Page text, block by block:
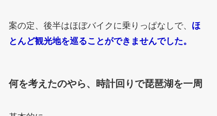
案の定、後半はほぼバイクに乗りっぱなしで、 ほ
とんど観光地を巡ることができませんでした。
何を考えたのやら、時計回りで琵琶湖を一周